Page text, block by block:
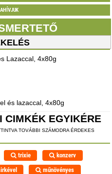
Lazaccal, 4x80g
és lazaccal, 4x80g
CIMKÉK EGYIKÉRE
TOVÁBBI SZÁMODRA ÉRDEKES
trixie
konzerv
műnövényes